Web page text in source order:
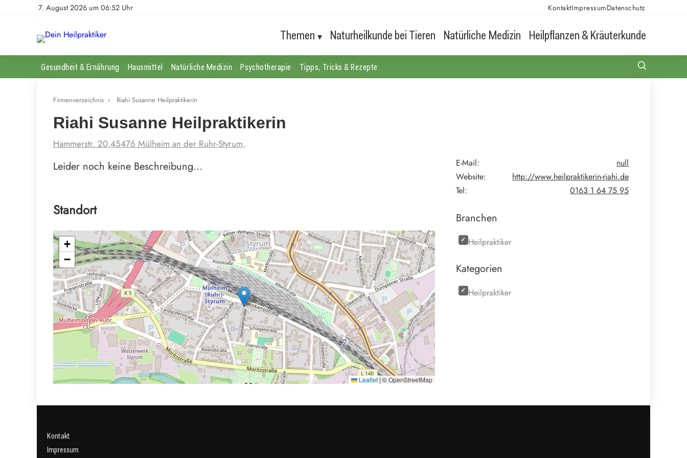
7. August 2026 um 06:52 Uhr KontaktImpressumDatenschutz
Themen Naturheilkunde bei Tieren Natürliche Medizin Heilpflanzen & Kräuterkunde
Gesundheit & Ernährung Hausmittel Natürliche Medizin Psychotherapie Tipps, Tricks & Rezepte
Firmenverzeichnis › Riahi Susanne Heilpraktikerin
Riahi Susanne Heilpraktikerin
Hammerstr. 20,45476 Mülheim an der Ruhr-Styrum,
Leider noch keine Beschreibung…
Standort
+
−
Leaflet| © OpenStreetMap
E-Mail:
null
Website:
http://www.heilpraktikerin-riahi.de
Tel:
0163 1 64 75 95
Branchen
Heilpraktiker
Kategorien
Heilpraktiker
Kontakt
Impressum